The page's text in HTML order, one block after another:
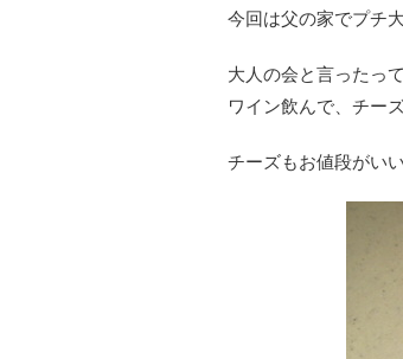
今回は父の家でプチ
大人の会と言ったっ
ワイン飲んで、チー
チーズもお値段がいい